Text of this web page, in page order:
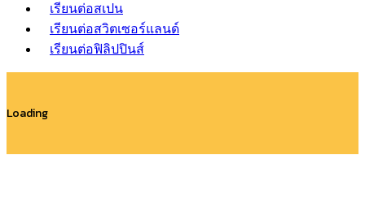
เรียนต่อสเปน
เรียนต่อสวิตเซอร์แลนด์
เรียนต่อฟิลิปปินส์
Loading